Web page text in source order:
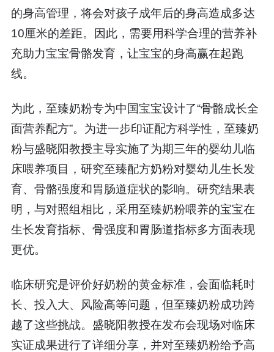
的身高管理，将会对孩子成年后的身高造成多达
10厘米的差距。因此，需要用科学合理的营养补
充助力宝宝骨骼发育，让宝宝的身高赢在起跑
线。
为此，至臻奶粉专为中国宝宝设计了“骨骼成长全
面营养配方”。为进一步印证配方科学性，至臻奶
粉与盛晓阳教授主导实施了为期三年的婴幼儿临
床喂养项目，研究至臻配方奶粉对婴幼儿生长发
育、骨骼强度和胃肠道症状的影响。研究结果表
明，与对照组相比，采用至臻奶粉喂养的宝宝在
生长发育指标、骨强度和胃肠道指标多方面表现
更优。
临床研究是评价好奶粉的黄金标准，会面临耗时
长、投入大、风险高等问题，但至臻奶粉成功跨
越了这些挑战。盛晓阳教授在发布会现场对临床
实证成果进行了详细分享，并对至臻奶粉给予高